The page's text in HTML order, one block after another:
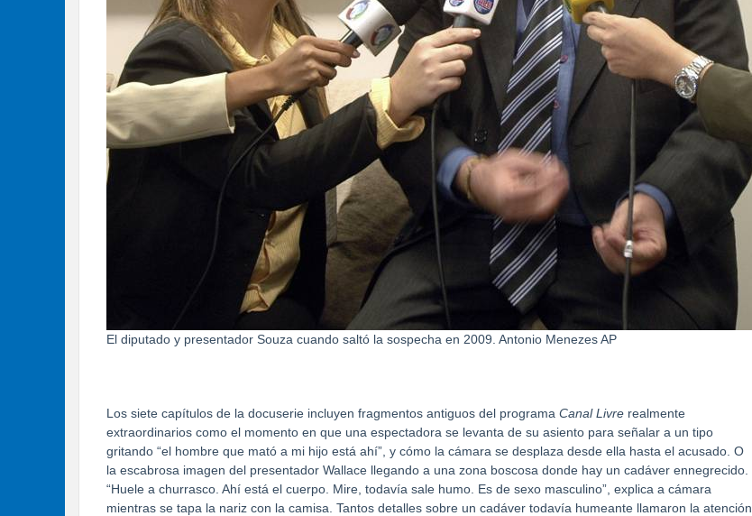
El diputado y presentador Souza cuando saltó la sospecha en 2009. Antonio MenezesAP
Los siete capítulos de la docuserie incluyen fragmentos antiguos del programa Canal Livre realmente
extraordinarios como el momento en que una espectadora se levanta de su asiento para señalar a un tipo
gritando “el hombre que mató a mi hijo está ahí”, y cómo la cámara se desplaza desde ella hasta el acusado. O
la escabrosa imagen del presentador Wallace llegando a una zona boscosa donde hay un cadáver ennegrecido.
“Huele a churrasco. Ahí está el cuerpo. Mire, todavía sale humo. Es de sexo masculino”, explica a cámara
mientras se tapa la nariz con la camisa. Tantos detalles sobre un cadáver todavía humeante llamaron la atención